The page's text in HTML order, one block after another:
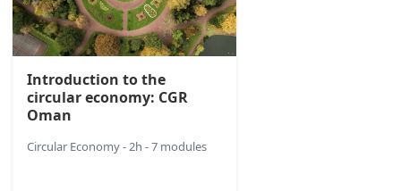
Introduction to the
circular economy: CGR
Oman
Circular Economy - 2h - 7 modules